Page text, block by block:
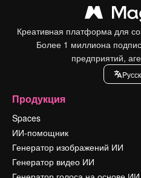
Креативная платформа для
Более 1 миллиона
предприятий,
Продукция
Spaces
ИИ-помощник
Генератор изображений ИИ
Генератор видео ИИ